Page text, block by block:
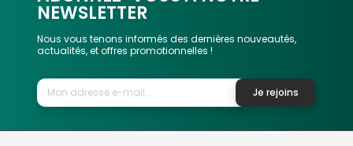
NEWSLETTER
Nous vous tenons informés des dernières nouveautés,
actualités, et offres promotionnelles !
Je rejoins